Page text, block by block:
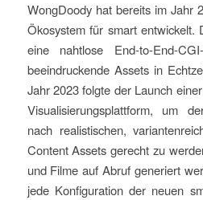
WongDoody hat bereits im Jahr
Ökosystem für smart entwickelt.
eine nahtlose End-to-End-
beeindruckende Assets in
Jahr 2023 folgte der Launch
Visualisierungsplattform, um
nach realistischen,
Content Assets gerecht zu
und Filme auf Abruf generiert
jede Konfiguration der neuen